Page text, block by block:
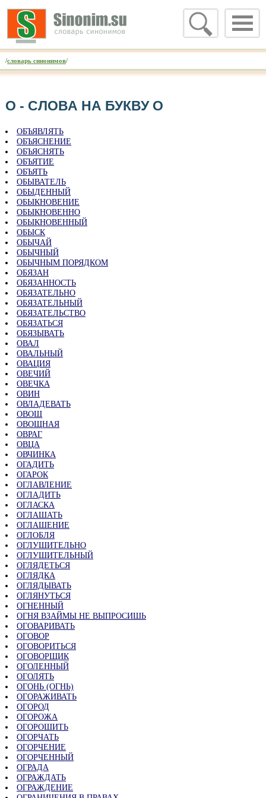
/словарь синонимов/
О - CЛОВА НА БУКВУ О
ОБЪЯВЛЯТЬ
ОБЪЯСНЕНИЕ
ОБЪЯСНЯТЬ
ОБЪЯТИЕ
ОБЪЯТЬ
ОБЫВАТЕЛЬ
ОБЫДЕННЫЙ
ОБЫКНОВЕНИЕ
ОБЫКНОВЕННО
ОБЫКНОВЕННЫЙ
ОБЫСК
ОБЫЧАЙ
ОБЫЧНЫЙ
ОБЫЧНЫМ ПОРЯДКОМ
ОБЯЗАН
ОБЯЗАННОСТЬ
ОБЯЗАТЕЛЬНО
ОБЯЗАТЕЛЬНЫЙ
ОБЯЗАТЕЛЬСТВО
ОБЯЗАТЬСЯ
ОБЯЗЫВАТЬ
ОВАЛ
ОВАЛЬНЫЙ
ОВАЦИЯ
ОВЕЧИЙ
ОВЕЧКА
ОВИН
ОВЛАДЕВАТЬ
ОВОЩ
ОВОЩНАЯ
ОВРАГ
ОВЦА
ОВЧИНКА
ОГАДИТЬ
ОГАРОК
ОГЛАВЛЕНИЕ
ОГЛАДИТЬ
ОГЛАСКА
ОГЛАШАТЬ
ОГЛАШЕНИЕ
ОГЛОБЛЯ
ОГЛУШИТЕЛЬНО
ОГЛУШИТЕЛЬНЫЙ
ОГЛЯДЕТЬСЯ
ОГЛЯДКА
ОГЛЯДЫВАТЬ
ОГЛЯНУТЬСЯ
ОГНЕННЫЙ
ОГНЯ ВЗАЙМЫ НЕ ВЫПРОСИШЬ
ОГОВАРИВАТЬ
ОГОВОР
ОГОВОРИТЬСЯ
ОГОВОРЩИК
ОГОЛЕННЫЙ
ОГОЛЯТЬ
ОГОНЬ (ОГНЬ)
ОГОРАЖИВАТЬ
ОГОРОД
ОГОРОЖА
ОГОРОШИТЬ
ОГОРЧАТЬ
ОГОРЧЕНИЕ
ОГОРЧЕННЫЙ
ОГРАДА
ОГРАЖДАТЬ
ОГРАЖДЕНИЕ